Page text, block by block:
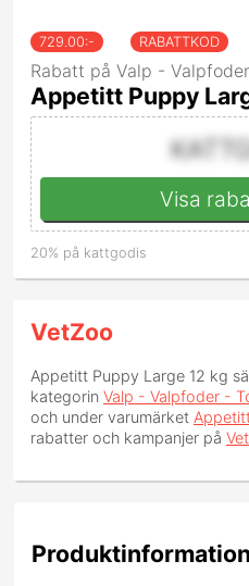
729.00:- RABATTKOD
Rabatt på Valp -
Appetitt Puppy
Visa
20% på kattgodis
VetZoo
Appetitt Puppy Large 12 kg
kategorin Valp - Valpfoder -
och under varumärket
rabatter och kampanjer på
Produktinformation